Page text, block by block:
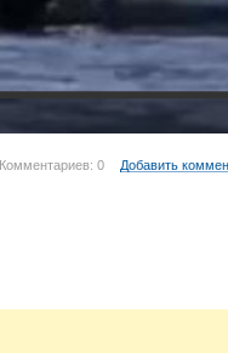
Комментариев: 0 Добавить